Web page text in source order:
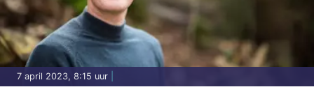
7 april 2023, 8:15 uur